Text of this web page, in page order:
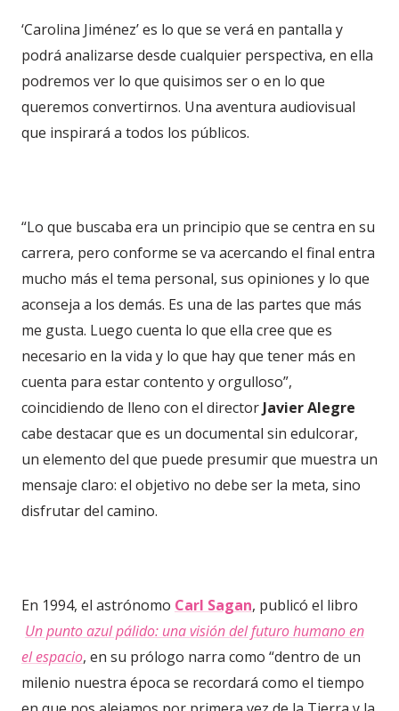
‘Carolina Jiménez’ es lo que se verá en pantalla y
podrá analizarse desde cualquier perspectiva, en ella
podremos ver lo que quisimos ser o en lo que
queremos convertirnos. Una aventura audiovisual
que inspirará a todos los públicos.
“Lo que buscaba era un principio que se centra en su
carrera, pero conforme se va acercando el final entra
mucho más el tema personal, sus opiniones y lo que
aconseja a los demás. Es una de las partes que más
me gusta. Luego cuenta lo que ella cree que es
necesario en la vida y lo que hay que tener más en
cuenta para estar contento y orgulloso”,
coincidiendo de lleno con el director Javier Alegre
cabe destacar que es un documental sin edulcorar,
un elemento del que puede presumir que muestra un
mensaje claro: el objetivo no debe ser la meta, sino
disfrutar del camino.
En 1994, el astrónomo Carl Sagan, publicó el libro
Un punto azul pálido: una visión del futuro humano en
el espacio, en su prólogo narra como “dentro de un
milenio nuestra época se recordará como el tiempo